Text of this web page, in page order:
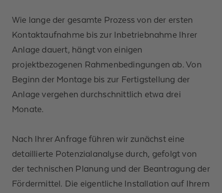
Wie lange der gesamte Prozess von der ersten
Kontaktaufnahme bis zur Inbetriebnahme Ihrer
Anlage dauert, hängt von einigen
projektbezogenen Rahmenbedingungen ab. Von
Beginn der Montage bis zur Fertigstellung der
Anlage vergehen durchschnittlich etwa drei
Monate.
Nach Ihrer Anfrage führen wir zunächst eine
detaillierte Potenzialanalyse durch, gefolgt von
der technischen Planung und der Beantragung der
Fördermittel. Die eigentliche Installation auf Ihrem